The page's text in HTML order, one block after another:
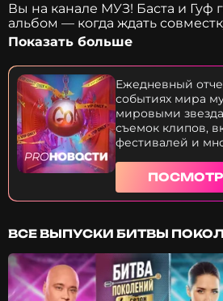
Вы на канале МУЗ! Баста и Гуф
альбом — когда ждать
бросил учёбу? Почему Люсю
преподаватели? Леонид
пати на своём сольнике —
родители? Джефф Безос
помолвочное кольцо его
супруги? Эти и многие
сейчас. Приятного просмотра!
Показать больше
Ежедневный
событиях мира
мировыми
съемок клипов,
фестивалей и
ВСЕ ВЫПУСКИ БИТВЫ